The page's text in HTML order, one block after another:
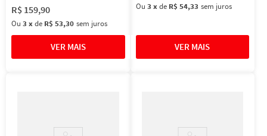
R$ 159,90
Ou 3 xde R$ 53,30 sem juros
Ou 3 xde R$ 54,33 sem juros